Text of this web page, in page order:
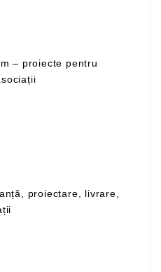
– proiecte pentru
proiectare, livrare,